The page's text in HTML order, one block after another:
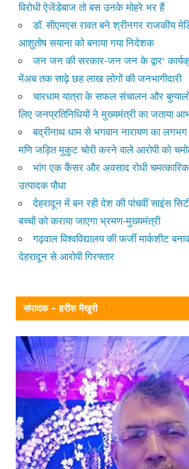
विरोधी ऐजेंडेबाज तो बस उनके मोहरे भर हैं
डॉ. सीएमएस रावत बने श्रीनगर राजकीय
आशुतोष सयाना को बनाया गया निदेशक
जन जन की सरकार-जन जन के द्वार’
मेंअब तक साढ़े छह लाख लोगों की जनभागीदारी
चारधाम यात्रा के सफल संचालन और
लिए जनप्रतिनिधियों ने मुख्यमंत्री का जताया
बद्रीनाथ धाम से भगवान नारायण का
मणि जड़ित मुकुट चोरी करने वाले आरोपी को
भांग एक कैंसर और अवसाद रोधी
उत्पादक पौधा
देहरादून में बन रही देश की पांचवीं साइंस
बच्चों को कराया जाएगा भ्रमण-मुख्यमंत्री
गढ़वाल विश्वविद्यालय की फर्जी मार्कशीट
देहरादून से आरोपी गिरफ्तार
संपादक – हरीश मैखुरी